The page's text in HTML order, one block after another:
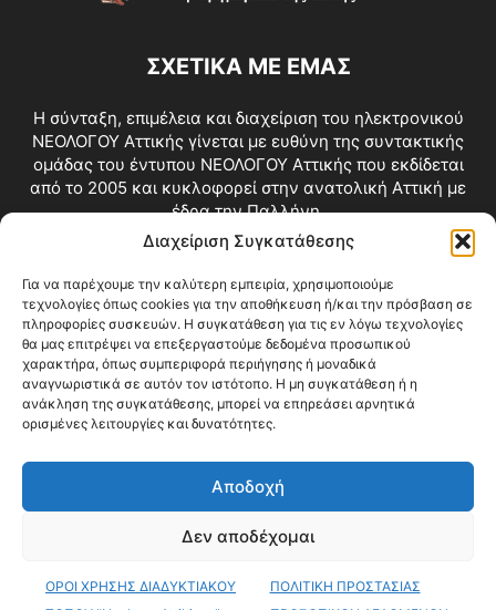
Διαχείριση Συγκατάθεσης
Για να παρέχουμε την καλύτερη εμπειρία, χρησιμοποιούμε
τεχνολογίες όπως cookies για την αποθήκευση ή/και την πρόσβαση σε
πληροφορίες συσκευών. Η συγκατάθεση για τις εν λόγω τεχνολογίες
θα μας επιτρέψει να επεξεργαστούμε δεδομένα προσωπικού
χαρακτήρα, όπως συμπεριφορά περιήγησης ή μοναδικά
αναγνωριστικά σε αυτόν τον ιστότοπο. Η μη συγκατάθεση ή η
ανάκληση της συγκατάθεσης, μπορεί να επηρεάσει αρνητικά
ορισμένες λειτουργίες και δυνατότητες.
Αποδοχή
Δεν αποδέχομαι
ΟΡΟΙ ΧΡΗΣΗΣ ΔΙΑΔΥΚΤΙΑΚΟΥ
ΠΟΛΙΤΙΚΗ ΠΡΟΣΤΑΣΙΑΣ
ΣΧΕΤΙΚΑ ΜΕ ΕΜΑΣ
Η σύνταξη, επιμέλεια και διαχείριση του ηλεκτρονικού
ΝΕΟΛΟΓΟΥ Αττικής γίνεται με ευθύνη της συντακτικής
ομάδας του έντυπου ΝΕΟΛΟΓΟΥ Αττικής που εκδίδεται
από το 2005 και κυκλοφορεί στην ανατολική Αττική με
έδρα την Παλλήνη.
Επικοινωνία:info@neologosattikis.gr
ΑΚΟΛΟΥΘΗΣΕ ΜΑΣ
Videos Όροι Χρήσης
© Copyright 2026 ΝΕΟΛΟΓΟΣ ΑΤΤΙΚΗΣ • All Rights Reserved •